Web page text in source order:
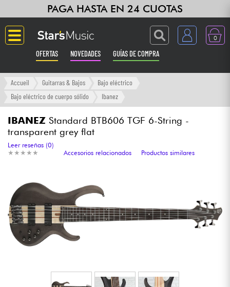
PAGA HASTA EN 24 CUOTAS
0
OFERTAS NOVEDADES GUÍAS DE COMPRA
Langue
Ampli & Efectos
Sintetizadores & samplers
Grabación
Auriculares
Accueil Guitarras & Bajos
Bajo eléctrico
Bajo eléctrico de cuerpo sólido
Ibanez
IBANEZ Standard BTB606 TGF 6-String -
transparent grey flat
★ ★ ★ ★ ★
★ ★ ★ ★ ★
Leer reseñas (0)
Accesorios relacionados
Productos similares